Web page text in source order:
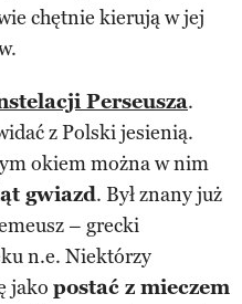
chętnie kierują w jej
Perseusza.
z Polski jesienią.
okiem można w nim
gwiazd. Był znany już
– grecki
n.e. Niektórzy
jako postać z mieczem